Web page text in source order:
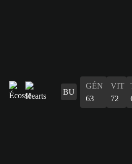
BU
GÉN
63
VIT
72